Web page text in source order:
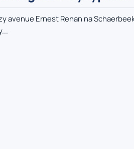
avenue Ernest Renan na